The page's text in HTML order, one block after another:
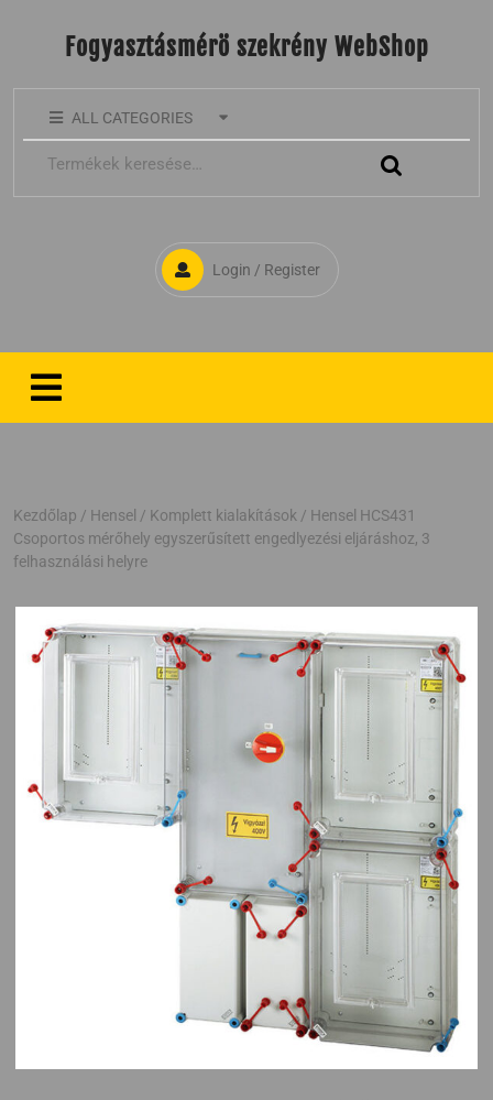
Fogyasztásmérö szekrény WebShop
ALL CATEGORIES
Login / Register
Kezdőlap / Hensel / Komplett kialakítások / Hensel HCS431
Csoportos mérőhely egyszerűsített engedlyezési eljáráshoz, 3
felhasználási helyre